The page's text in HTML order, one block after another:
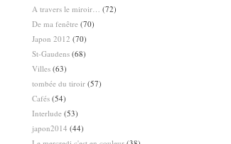
A travers le miroir…
(72)
De ma fenêtre (70)
Japon 2012 (70)
St-Gaudens (68)
Villes (63)
tombée du tiroir (57)
Cafés (54)
Interlude (53)
japon2014 (44)